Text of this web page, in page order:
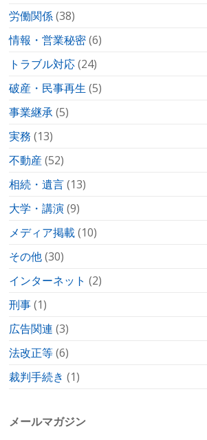
労働関係(38)
情報・営業秘密(6)
トラブル対応(24)
破産・民事再生 (5)
事業継承(5)
実務 (13)
不動産(52)
相続・遺言(13)
大学・講演(9)
メディア掲載(10)
その他(30)
インターネット (2)
刑事(1)
広告関連 (3)
法改正等(6)
裁判手続き (1)
メールマガジン